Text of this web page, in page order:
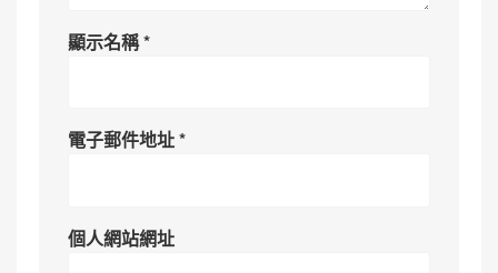
顯示名稱*
電子郵件地址*
個人網站網址